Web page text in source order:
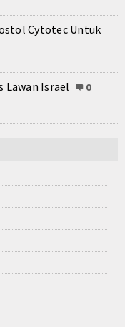
Cytotec Untuk
Lawan Israel 0